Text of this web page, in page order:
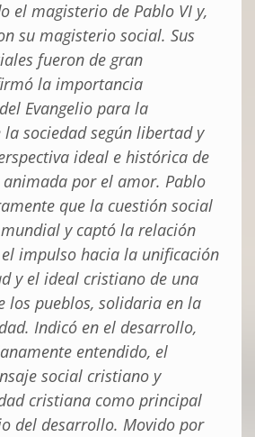
el magisterio de Pablo VI y,
su magisterio social. Sus
fueron de gran
la importancia
Evangelio para la
la sociedad según libertad y
ideal e histórica de
por el amor. Pablo
que la cuestión social
y captó la relación
impulso hacia la unificación
y el ideal cristiano de una
los pueblos, solidaria en la
Indicó en el desarrollo,
entendido, el
social cristiano y
cristiana como principal
del desarrollo. Movido por